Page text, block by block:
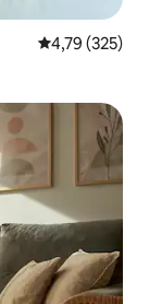
4,79 de uma
4,79 (325)